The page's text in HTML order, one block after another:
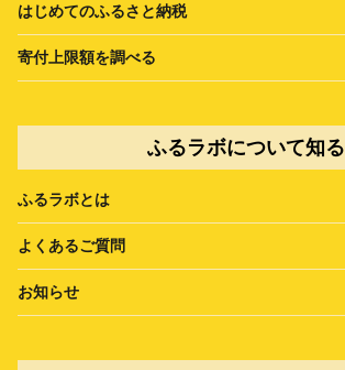
はじめてのふるさと納税
寄付上限額を調べる
ふるラボについて知る
ふるラボとは
よくあるご質問
お知らせ